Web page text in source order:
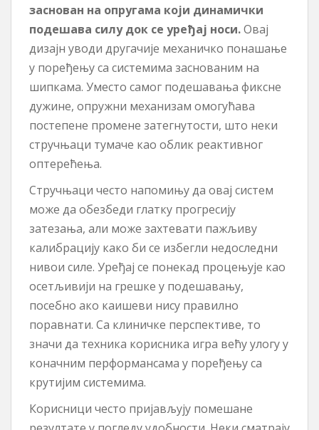
заснован на опругама који динамички
подешава силу док се уређај носи.Овај
дизајн уводи другачије механичко понашање
у поређењу са системима заснованим на
шипкама. Уместо самог подешавања фиксне
дужине, опружни механизам омогућава
постепене промене затегнутости, што неки
стручњаци тумаче као облик реактивног
оптерећења.
Стручњаци често напомињу да овај систем
може да обезбеди глатку прогресију
затезања, али може захтевати пажљиву
калибрацију како би се избегли недоследни
нивои силе. Уређај се понекад процењује као
осетљивији на грешке у подешавању,
посебно ако каишеви нису правилно
поравнати. Са клиничке перспективе, то
значи да техника корисника игра већу улогу у
коначним перформансама у поређењу са
крутијим системима.
Корисници често пријављују помешане